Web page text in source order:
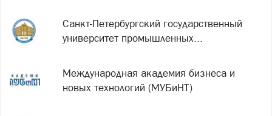
Санкт-Петербургский государственный
университет промышленных...
Международная академия бизнеса и
новых технологий (МУБиНТ)